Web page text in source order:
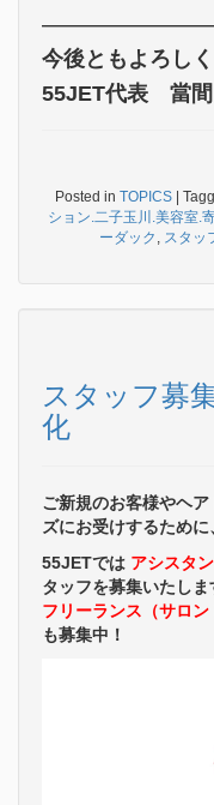
今後ともよろし
55JET代表 當間
Posted in TOPICS
ション.二子玉川.美容室.
ーダック , スタッ
スタッフ募
化
ご新規のお客様やヘ
ズにお受けするために
55JETでは アシスタ
タッフを募集いたしま
フリーランス（サロ
も募集中！